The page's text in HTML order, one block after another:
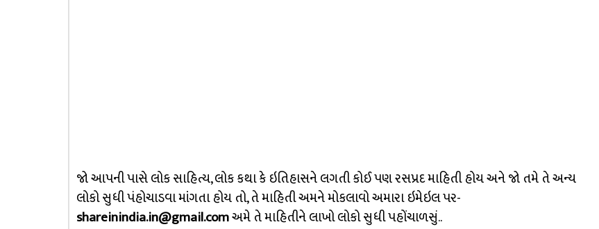
જો આપની પાસે લોક સાહિત્ય, લોક કથા કે ઇતિહાસને લગતી કોઈ પણ રસપ્રદ માહિતી હોય અને જો તમે તે અન્ય
લોકો સુધી પંહોચાડવા માંગતા હોય તો, તે માહિતી અમને મોકલાવો અમારા ઇમેઇલ પર-
shareinindia.in@gmail.comઅમે તે માહિતીને લાખો લોકો સુધી પહોંચાળસું..